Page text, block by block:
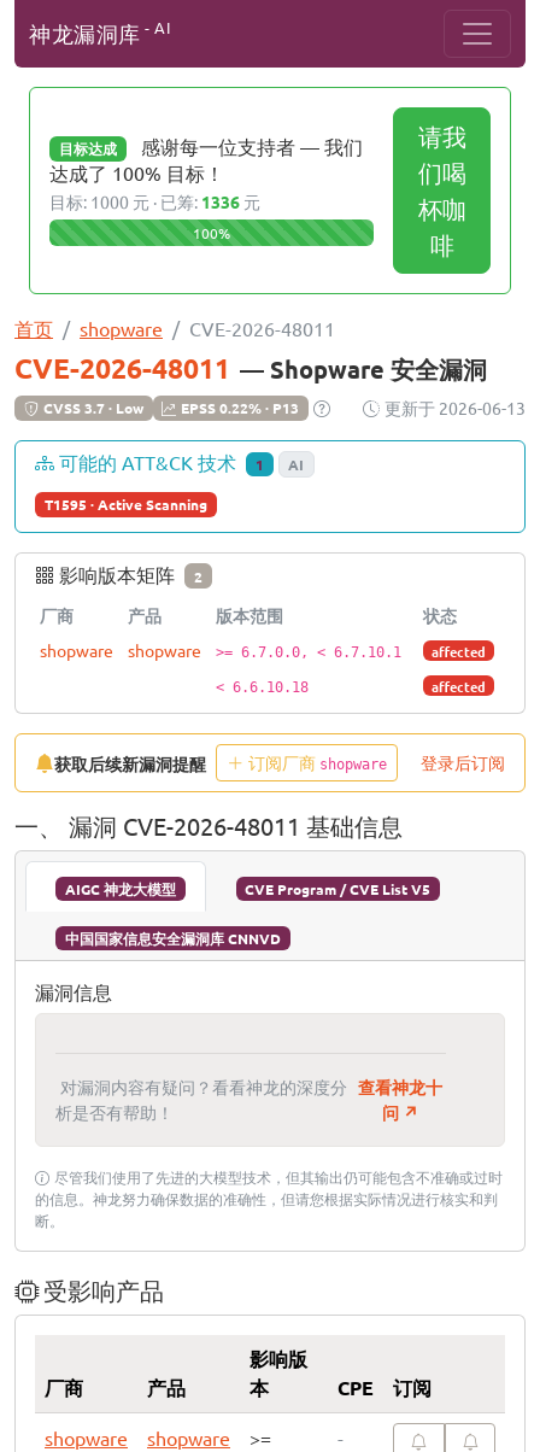
神龙漏洞库 - AI
目标达成
感谢每一位支持者 — 我们
达成了 100% 目标！
目标: 1000 元 · 已筹: 1336 元
100%
请我
们喝
杯咖
啡
首页 shopware CVE-2026-48011
CVE-2026-48011 — Shopware 安全漏洞
CVSS 3.7 · Low EPSS 0.22% · P13 更新于 2026-06-13
可能的 ATT&CK 技术 1 AI
T1595 · Active Scanning
影响版本矩阵 2
厂商 产品 版本范围
状态
shopware
shopware >= 6.7.0.0, < 6.7.10.1 affected
< 6.6.10.18 affected
获取后续新漏洞提醒 订阅厂商 shopware 登录后订阅
一、 漏洞 CVE-2026-48011 基础信息
AIGC 神龙大模型 CVE Program / CVE List V5
中国国家信息安全漏洞库 CNNVD
漏洞信息
对漏洞内容有疑问？看看神龙的深度分
析是否有帮助！
查看神龙十
问 ↗
尽管我们使用了先进的大模型技术，但其输出仍可能包含不准确或过时
的信息。神龙努力确保数据的准确性，但请您根据实际情况进行核实和判
断。
受影响产品
厂商 产品
影响版
本
CPE 订阅
shopware shopware
>=
-